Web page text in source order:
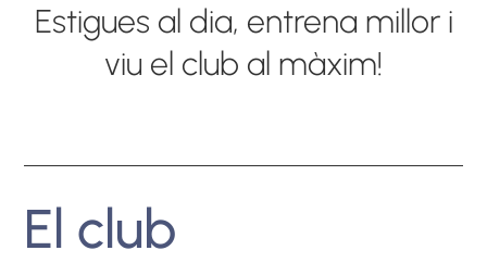
Estigues al dia, entrena millor i
viu el club al màxim!
El club